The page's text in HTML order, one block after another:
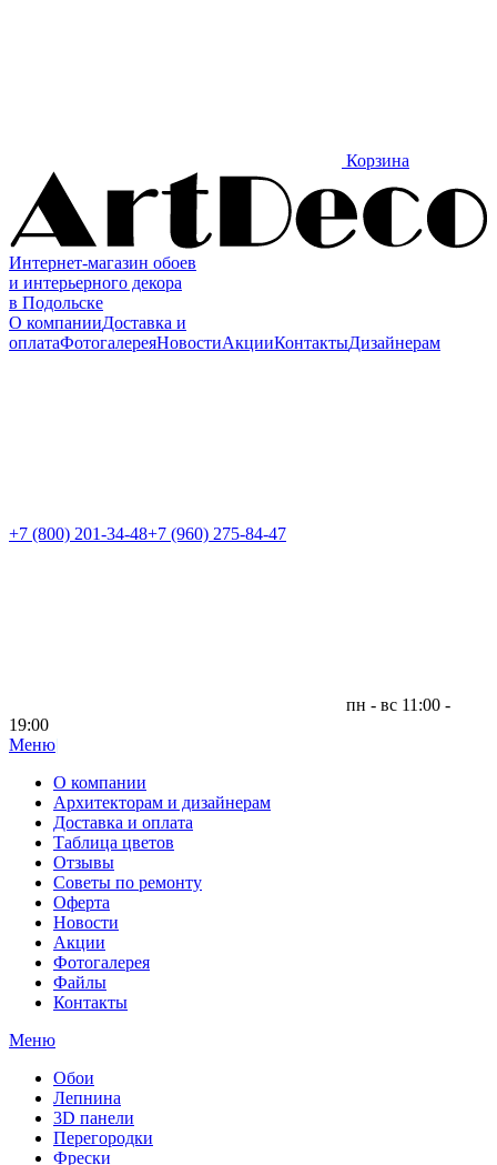
Корзина
Интернет-магазин обоев
и интерьерного декора
в Подольске
О компанииДоставка и
оплатаФотогалереяНовостиАкцииКонтактыДизайнерам
+7 (800) 201-34-48+7 (960) 275-84-47
пн - вс 11:00 -
19:00
Меню|
О компании
Архитекторам и дизайнерам
Доставка и оплата
Таблица цветов
Отзывы
Советы по ремонту
Оферта
Новости
Акции
Фотогалерея
Файлы
Контакты
Меню
Обои
Лепнина
3D панели
Перегородки
Фрески